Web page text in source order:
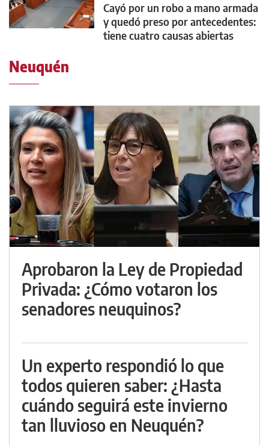
Cayó por un robo a mano armada
y quedó preso por antecedentes:
tiene cuatro causas abiertas
Neuquén
Aprobaron la Ley de Propiedad
Privada: ¿Cómo votaron los
senadores neuquinos?
Un experto respondió lo que
todos quieren saber: ¿Hasta
cuándo seguirá este invierno
tan lluvioso en Neuquén?